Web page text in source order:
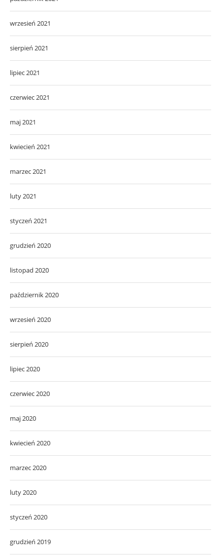
wrzesień 2021
sierpień 2021
lipiec 2021
czerwiec 2021
maj 2021
kwiecień 2021
marzec 2021
luty 2021
styczeń 2021
grudzień 2020
listopad 2020
październik 2020
wrzesień 2020
sierpień 2020
lipiec 2020
czerwiec 2020
maj 2020
kwiecień 2020
marzec 2020
luty 2020
styczeń 2020
grudzień 2019